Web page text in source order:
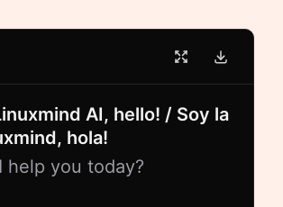
AI, hello! / Soy la
hola!
help you today?